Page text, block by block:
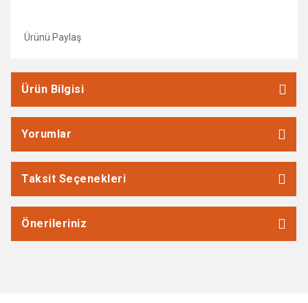
Ürünü Paylaş
Ürün Bilgisi
Yorumlar
Taksit Seçenekleri
Önerileriniz